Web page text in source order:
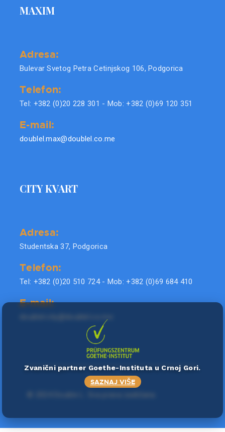
MAXIM
Adresa:
Bulevar Svetog Petra Cetinjskog 106, Podgorica
Telefon:
Tel: +382 (0)20 228 301 - Mob: +382 (0)69 120 351
E-mail:
doublel.max@doublel.co.me
CITY KVART
Adresa:
Studentska 37, Podgorica
Telefon:
Tel: +382 (0)20 510 724 - Mob: +382 (0)69 684 410
E-mail:
Zvanični partner Goethe-Instituta u Crnoj Gori.
SAZNAJ VIŠE